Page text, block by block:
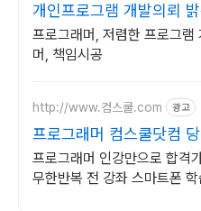
개인프로그램 개발의뢰 밝
프로그래머, 저렴한 프로그
머, 책임시공
http://www.컴스쿨.com 광고
프로그래머 컴스쿨닷컴
제시 기프티콘!
프로그래머 인강만으로 합격
무한반복 전 강좌 스마트폰 학